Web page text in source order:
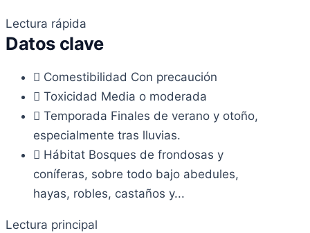
Lectura rápida
Datos clave
Comestibilidad Con precaución
Toxicidad Media o moderada
Temporada Finales de verano y otoño,
especialmente tras lluvias.
Hábitat Bosques de frondosas y
coníferas, sobre todo bajo abedules,
hayas, robles, castaños y...
Lectura principal